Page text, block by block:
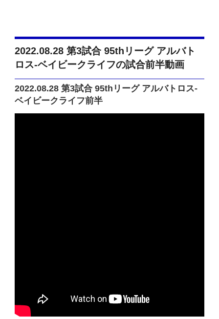
2022.08.28 第3試合 95thリーグ アルバト
ロス-ベイビークライフの試合前半動画
2022.08.28 第3試合 95thリーグ アルバトロス-
ベイビークライフ前半